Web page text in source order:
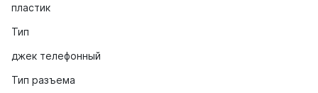
пластик
Тип
джек телефонный
Тип разъема